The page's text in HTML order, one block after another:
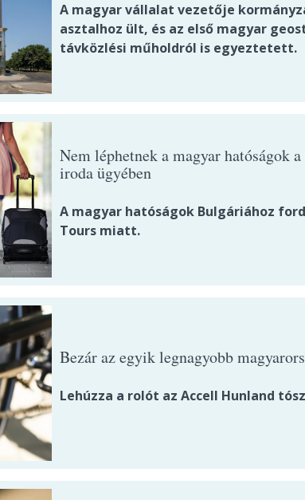
A magyar vállalat vezetője
asztalhoz ült, és az első magyar
távközlési műholdról is egyeztetett.
Nem léphetnek a magyar hatóságok
iroda ügyében
A magyar hatóságok Bulgáriához
Tours miatt.
Bezár az egyik legnagyobb
Lehúzza a rolót az Accell Hunland